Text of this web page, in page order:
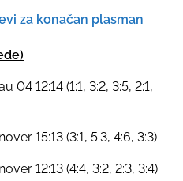
za konačan plasman
12:14 (1:1, 3:2, 3:5, 2:1,
15:13 (3:1, 5:3, 4:6, 3:3)
12:13 (4:4, 3:2, 2:3, 3:4)